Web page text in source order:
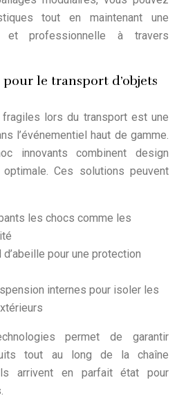
tout en maintenant une
et professionnelle à travers
le transport d’objets
lors du transport est une
l’événementiel haut de gamme.
innovants combinent design
Ces solutions peuvent
les chocs comme les
pour une protection
internes pour isoler les
permet de garantir
tout au long de la chaîne
arrivent en parfait état pour